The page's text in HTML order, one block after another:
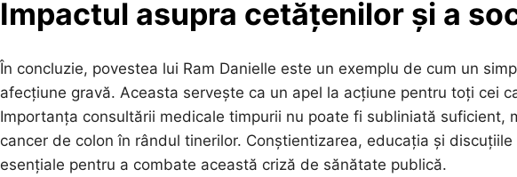
Impactul asupra cetățenilor și a
În concluzie, povestea lui Ram Danielle este un exemplu de cum un
afecțiune gravă. Aceasta servește ca un apel la acțiune pentru toți cei
Importanța consultării medicale timpurii nu poate fi subliniată suficient,
cancer de colon în rândul tinerilor. Conștientizarea, educația și
esențiale pentru a combate această criză de sănătate publică.